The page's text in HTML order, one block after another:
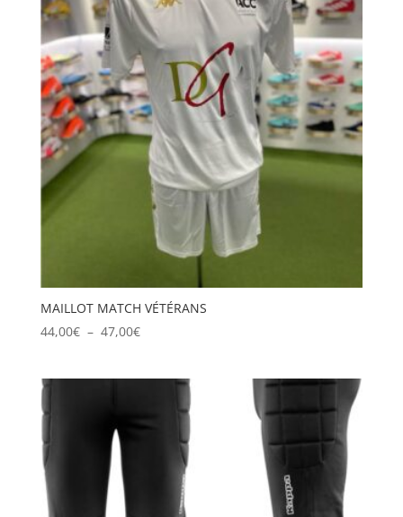
45,00€
MAILLOT MATCH VÉTÉRANS
44,00€ – 47,00€Plage
47,00€